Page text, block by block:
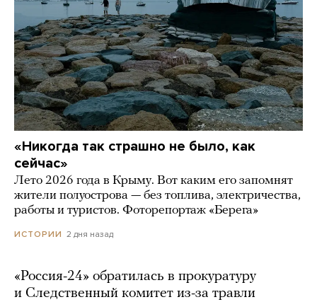
«Никогда так страшно не было, как
сейчас»
Лето 2026 года в Крыму. Вот каким его запомнят
жители полуострова — без топлива, электричества,
работы и туристов. Фоторепортаж «Берега»
ИСТОРИИ 2 дня назад
«Россия-24» обратилась в прокуратуру
и Следственный комитет из-за травли